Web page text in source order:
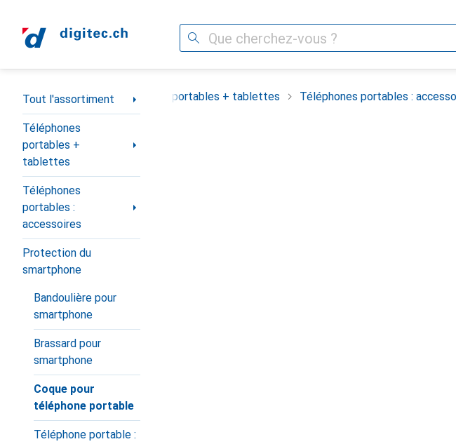
Recherche
Navigation par catégorie
Tout l'assortiment
Téléphones
portables +
tablettes
Téléphones
portables :
accessoires
Protection du
smartphone
Bandoulière pour
smartphone
Brassard pour
smartphone
Coque pour
téléphone portable
Téléphone portable :
Tout l'assortiment Téléphones portables + tablettes Téléphones portables :